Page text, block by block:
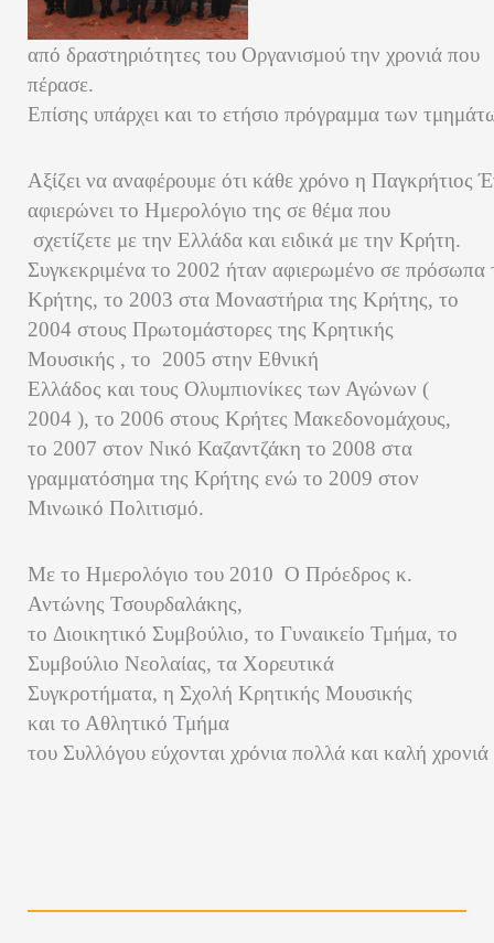
από δραστηριότητες του Οργανισμού την χρονιά που
πέρασε.
Επίσης υπάρχει και το ετήσιο πρόγραμμα των
Αξίζει να αναφέρουμε ότι κάθε χρόνο η
αφιερώνει το Ημερολόγιο της σε θέμα που
σχετίζετε με την Ελλάδα και ειδικά με την Κρήτη.
Συγκεκριμένα το 2002 ήταν αφιερωμένο σε πρόσωπα
Κρήτης, το 2003 στα Μοναστήρια της Κρήτης, το
2004 στους Πρωτομάστορες της Κρητικής
Μουσικής , το 2005 στην Εθνική
Ελλάδος και τους Ολυμπιονίκες των Αγώνων (
2004 ), το 2006 στους Κρήτες Μακεδονομάχους,
το 2007 στον Νικό Καζαντζάκη το 2008 στα
γραμματόσημα της Κρήτης ενώ το 2009 στον
Μινωικό Πολιτισμό.
Με το Ημερολόγιο του 2010 Ο Πρόεδρος κ.
Αντώνης Τσουρδαλάκης,
το Διοικητικό Συμβούλιο, το Γυναικείο Τμήμα, το
Συμβούλιο Νεολαίας, τα Χορευτικά
Συγκροτήματα, η Σχολή Κρητικής Μουσικής
και το Αθλητικό Τμήμα
του Συλλόγου εύχονται χρόνια πολλά και καλή